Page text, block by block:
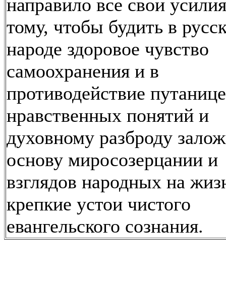
направило все свои
тому, чтобы будить в
народе здоровое чувство
самоохранения и в
противодействие путанице
нравственных понятий и
духовному разброду
основу миросозерцании и
взглядов народных на
крепкие устои чистого
евангельского сознания.